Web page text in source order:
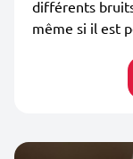
différents
même si il est